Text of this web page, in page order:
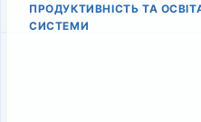
ПРОДУКТИВНІСТЬ ТА
СИСТЕМИ